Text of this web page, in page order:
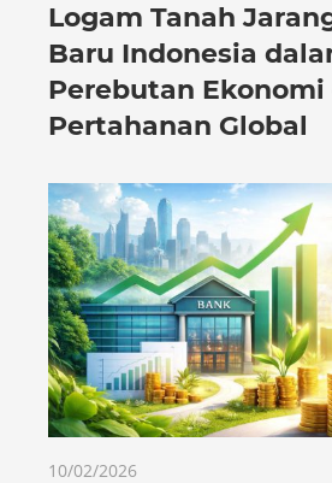
Logam Tanah
Baru Indonesia
Perebutan Ekonomi
Pertahanan Global
10/02/2026